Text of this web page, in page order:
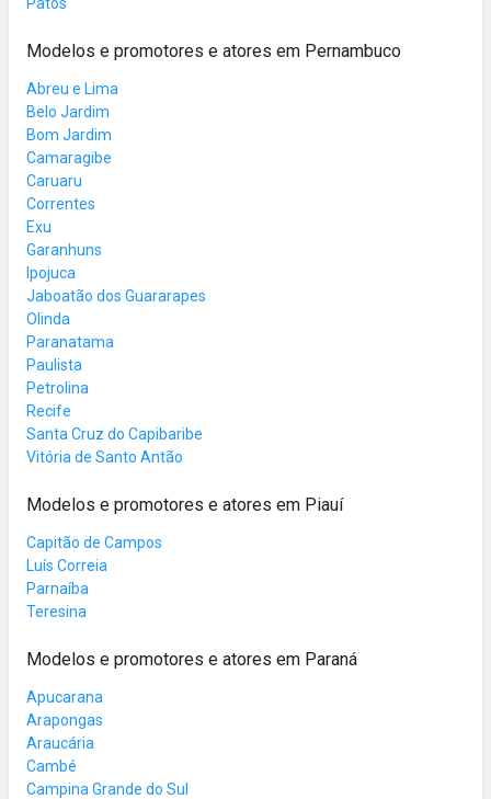
Modelos e promotores e atores em Pernambuco
Abreu e Lima
Belo Jardim
Bom Jardim
Camaragibe
Caruaru
Correntes
Exu
Garanhuns
Ipojuca
Jaboatão dos Guararapes
Olinda
Paranatama
Paulista
Petrolina
Recife
Santa Cruz do Capibaribe
Vitória de Santo Antão
Modelos e promotores e atores em Piauí
Capitão de Campos
Luís Correia
Parnaíba
Teresina
Modelos e promotores e atores em Paraná
Apucarana
Arapongas
Araucária
Cambé
Campina Grande do Sul